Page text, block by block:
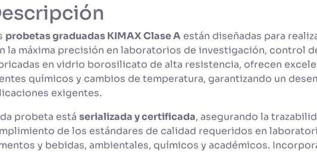
probetas graduadas KIMAX Clase A están diseñadas para
la máxima precisión en laboratorios de investigación, control
en vidrio borosilicato de alta resistencia, ofrecen
químicos y cambios de temperatura, garantizando un
exigentes.
probeta está serializada y certificada, asegurando la
de los estándares de calidad requeridos en
y bebidas, ambientales, químicos y académicos.